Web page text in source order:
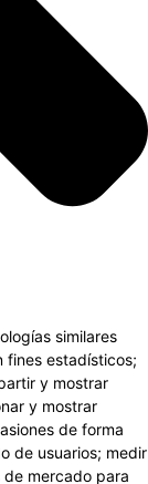
similares
fines estadísticos;
y mostrar
y mostrar
de forma
de usuarios; medir
mercado para